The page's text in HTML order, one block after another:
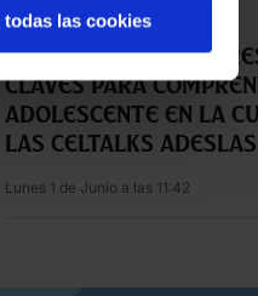
las cookies
FUNDACIÓN
La Dra. Pomba
claves para
adolescente en la
las Celtalks Adeslas
Lunes 1 de Junio a las 11:42